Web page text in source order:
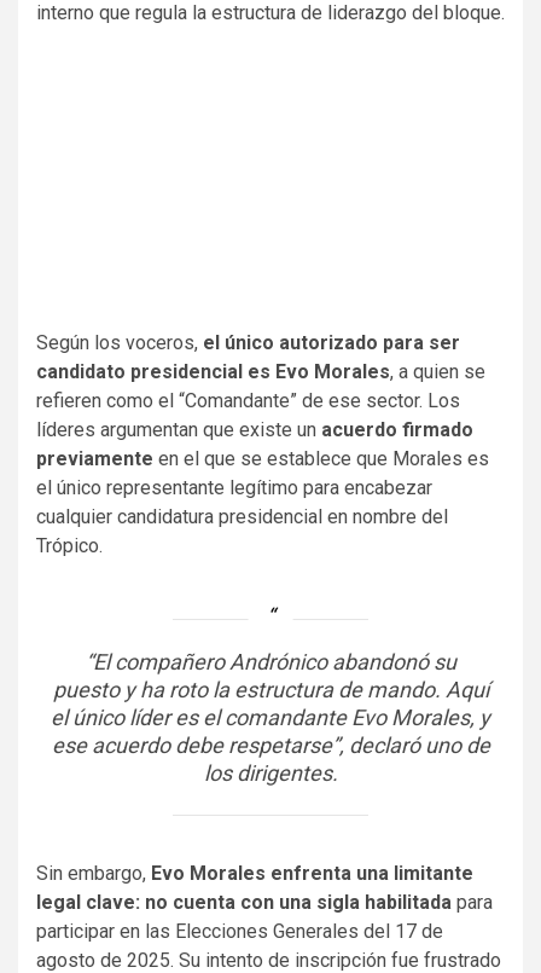
interno que regula la estructura de liderazgo del bloque.
Según los voceros, el único autorizado para ser
candidato presidencial es Evo Morales, a quien se
refieren como el “Comandante” de ese sector. Los
líderes argumentan que existe un acuerdo firmado
previamente en el que se establece que Morales es
el único representante legítimo para encabezar
cualquier candidatura presidencial en nombre del
Trópico.
“El compañero Andrónico abandonó su
puesto y ha roto la estructura de mando. Aquí
el único líder es el comandante Evo Morales, y
ese acuerdo debe respetarse”, declaró uno de
los dirigentes.
Sin embargo, Evo Morales enfrenta una limitante
legal clave: no cuenta con una sigla habilitada para
participar en las Elecciones Generales del 17 de
agosto de 2025. Su intento de inscripción fue frustrado